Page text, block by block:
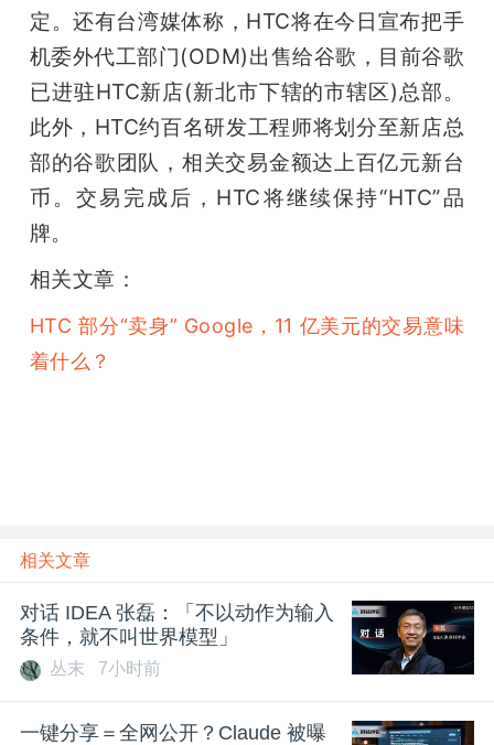
定。还有台湾媒体称，HTC将在今日宣布把手
机委外代工部门(ODM)出售给谷歌，目前谷歌
已进驻HTC新店(新北市下辖的市辖区)总部。
此外，HTC约百名研发工程师将划分至新店总
部的谷歌团队，相关交易金额达上百亿元新台
币。交易完成后，HTC将继续保持“HTC”品
牌。
相关文章：
HTC 部分“卖身” Google，11 亿美元的交易意味
着什么？
相关文章
对话 IDEA 张磊：「不以动作为输入
条件，就不叫世界模型」
丛末 7小时前
一键分享＝全网公开？Claude 被曝